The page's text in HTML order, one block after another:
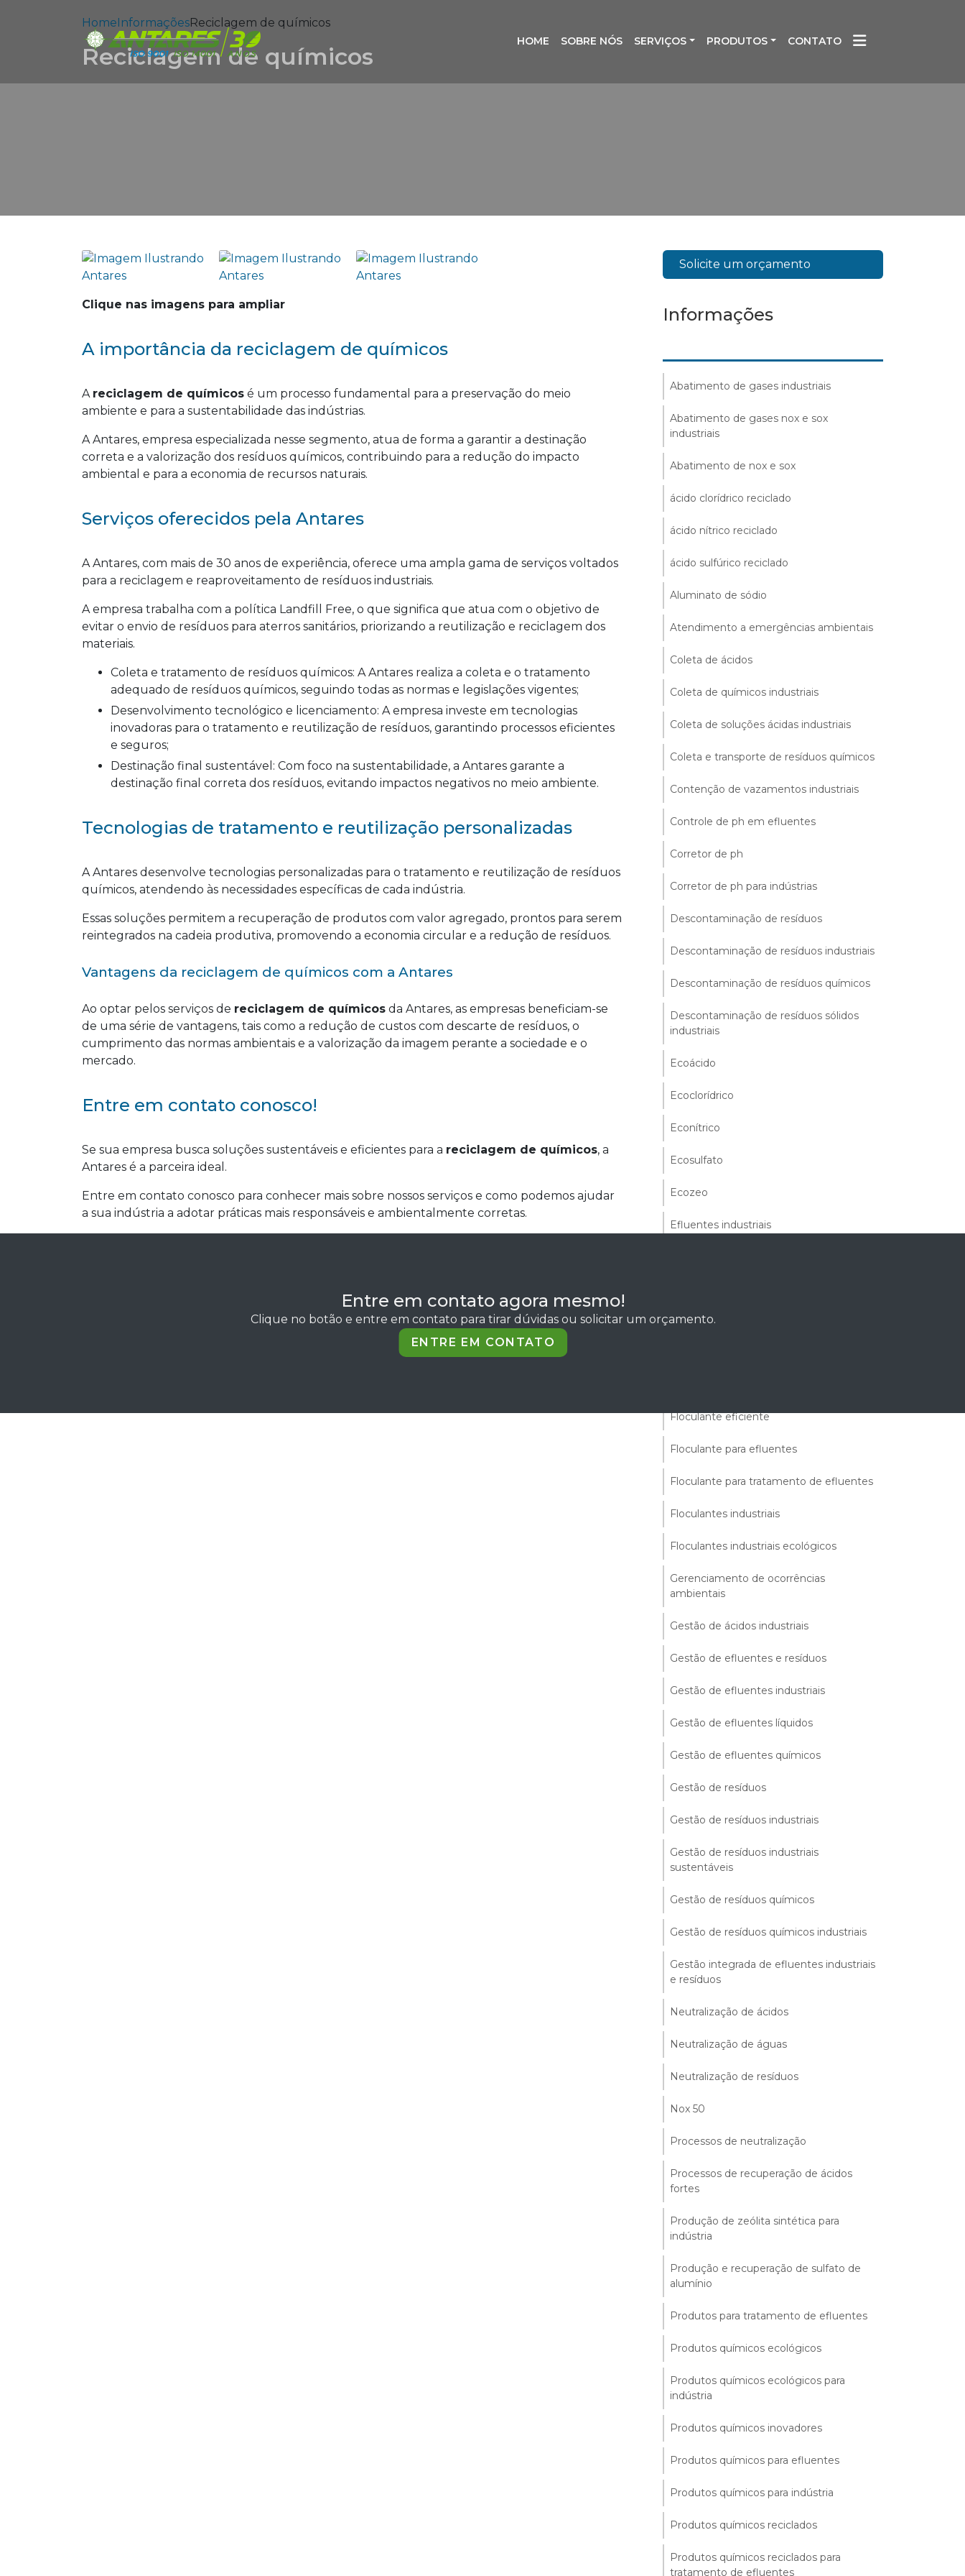
HOME SOBRE NÓS SERVIÇOS PRODUTOS CONTATO
HomeInformaçõesReciclagem de químicos
Reciclagem de químicos
Clique nas imagens para ampliar
A importância da reciclagem de químicos
A reciclagem de químicos é um processo fundamental para a preservação do meio
ambiente e para a sustentabilidade das indústrias.
A Antares, empresa especializada nesse segmento, atua de forma a garantir a destinação
correta e a valorização dos resíduos químicos, contribuindo para a redução do impacto
ambiental e para a economia de recursos naturais.
Serviços oferecidos pela Antares
A Antares, com mais de 30 anos de experiência, oferece uma ampla gama de serviços voltados
para a reciclagem e reaproveitamento de resíduos industriais.
A empresa trabalha com a política Landfill Free, o que significa que atua com o objetivo de
evitar o envio de resíduos para aterros sanitários, priorizando a reutilização e reciclagem dos
materiais.
Coleta e tratamento de resíduos químicos: A Antares realiza a coleta e o tratamento
adequado de resíduos químicos, seguindo todas as normas e legislações vigentes;
Desenvolvimento tecnológico e licenciamento: A empresa investe em tecnologias
inovadoras para o tratamento e reutilização de resíduos, garantindo processos eficientes
e seguros;
Destinação final sustentável: Com foco na sustentabilidade, a Antares garante a
destinação final correta dos resíduos, evitando impactos negativos no meio ambiente.
Tecnologias de tratamento e reutilização personalizadas
A Antares desenvolve tecnologias personalizadas para o tratamento e reutilização de resíduos
químicos, atendendo às necessidades específicas de cada indústria.
Essas soluções permitem a recuperação de produtos com valor agregado, prontos para serem
reintegrados na cadeia produtiva, promovendo a economia circular e a redução de resíduos.
Vantagens da reciclagem de químicos com a Antares
Ao optar pelos serviços de reciclagem de químicos da Antares, as empresas beneficiam-se
de uma série de vantagens, tais como a redução de custos com descarte de resíduos, o
cumprimento das normas ambientais e a valorização da imagem perante a sociedade e o
mercado.
Entre em contato conosco!
Se sua empresa busca soluções sustentáveis e eficientes para a reciclagem de químicos, a
Antares é a parceira ideal.
Entre em contato conosco para conhecer mais sobre nossos serviços e como podemos ajudar
a sua indústria a adotar práticas mais responsáveis e ambientalmente corretas.
Entre em contato agora mesmo!
Clique no botão e entre em contato para tirar dúvidas ou solicitar um orçamento.
ENTRE EM CONTATO
Solicite um orçamento
Informações
Abatimento de gases industriais
Abatimento de gases nox e sox
industriais
Abatimento de nox e sox
ácido clorídrico reciclado
ácido nítrico reciclado
ácido sulfúrico reciclado
Aluminato de sódio
Atendimento a emergências ambientais
Coleta de ácidos
Coleta de químicos industriais
Coleta de soluções ácidas industriais
Coleta e transporte de resíduos químicos
Contenção de vazamentos industriais
Controle de ph em efluentes
Corretor de ph
Corretor de ph para indústrias
Descontaminação de resíduos
Descontaminação de resíduos industriais
Descontaminação de resíduos químicos
Descontaminação de resíduos sólidos
industriais
Ecoácido
Ecoclorídrico
Econítrico
Ecosulfato
Ecozeo
Efluentes industriais
Floculante eficiente
Floculante para efluentes
Floculante para tratamento de efluentes
Floculantes industriais
Floculantes industriais ecológicos
Gerenciamento de ocorrências
ambientais
Gestão de ácidos industriais
Gestão de efluentes e resíduos
Gestão de efluentes industriais
Gestão de efluentes líquidos
Gestão de efluentes químicos
Gestão de resíduos
Gestão de resíduos industriais
Gestão de resíduos industriais
sustentáveis
Gestão de resíduos químicos
Gestão de resíduos químicos industriais
Gestão integrada de efluentes industriais
e resíduos
Neutralização de ácidos
Neutralização de águas
Neutralização de resíduos
Nox 50
Processos de neutralização
Processos de recuperação de ácidos
fortes
Produção de zeólita sintética para
indústria
Produção e recuperação de sulfato de
alumínio
Produtos para tratamento de efluentes
Produtos químicos ecológicos
Produtos químicos ecológicos para
indústria
Produtos químicos inovadores
Produtos químicos para efluentes
Produtos químicos para indústria
Produtos químicos reciclados
Produtos químicos reciclados para
tratamento de efluentes